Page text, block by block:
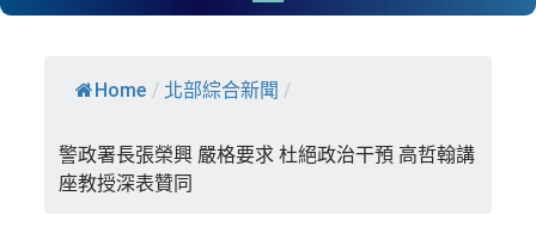
Home / 北部綜合新聞 /
警政署長張榮興 嚴格要求 杜絕政治干預 高哲翰講
座教授深表贊同